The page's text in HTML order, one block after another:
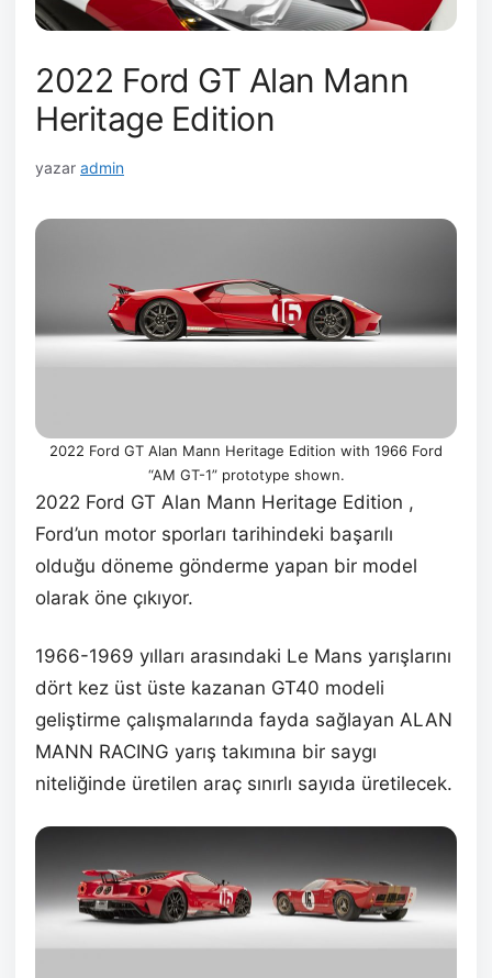
2022 Ford GT Alan Mann
Heritage Edition
yazar admin
2022 Ford GT Alan Mann Heritage Edition with 1966 Ford
“AM GT-1” prototype shown.
2022 Ford GT Alan Mann Heritage Edition ,
Ford’un motor sporları tarihindeki başarılı
olduğu döneme gönderme yapan bir model
olarak öne çıkıyor.
1966-1969 yılları arasındaki Le Mans yarışlarını
dört kez üst üste kazanan GT40 modeli
geliştirme çalışmalarında fayda sağlayan ALAN
MANN RACING yarış takımına bir saygı
niteliğinde üretilen araç sınırlı sayıda üretilecek.